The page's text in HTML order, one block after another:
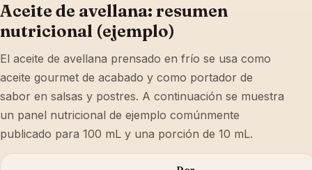
Aceite de avellana: resumen
nutricional (ejemplo)
El aceite de avellana prensado en frío se usa como
aceite gourmet de acabado y como portador de
sabor en salsas y postres. A continuación se muestra
un panel nutricional de ejemplo comúnmente
publicado para 100 mL y una porción de 10 mL.